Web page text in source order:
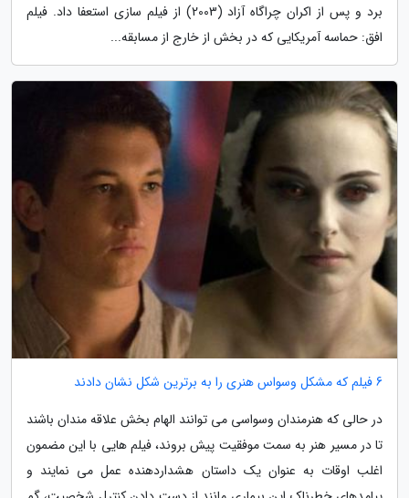
برد و پس از اکران چراگاه آزاد (2003) از فیلم سازی استعفا داد. فیلم
افق: حماسه آمریکایی که در بخش از خارج از مسابقه...
6 فیلم که مشکل وسواس هنری را به برترین شکل نشان دادند
در حالی که هنرمندان وسواسی می توانند الهام بخش علاقه مندان باشند
تا در مسیر هنر به سمت موفقیت پیش بروند، فیلم هایی با این مضمون
اغلب اوقات به عنوان یک داستان هشداردهنده عمل می نمایند و